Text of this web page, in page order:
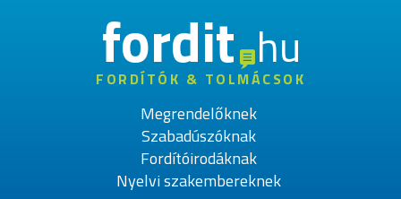
fordithu
FORDÍTÓK & TOLMÁCSOK
Megrendelőknek
Szabadúszóknak
Fordítóirodáknak
Nyelvi szakembereknek